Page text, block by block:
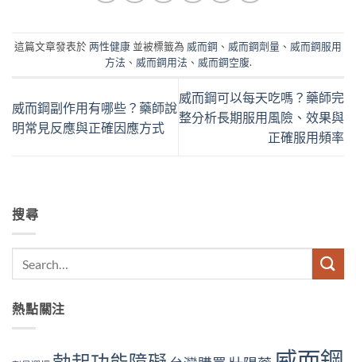
這篇文章發表於两性健康 並被標籤為 威而鋼 、 威而鋼劑量 、 威而鋼服用
方法 、 威而鋼用法 、 威而鋼空腹.
威而鋼副作用有哪些？藥師說
明常見反應與正確因應方式
威而鋼可以每天吃嗎？藥師完
整分析長期服用風險、效果與
正確服用頻率
搜尋
熱點關注